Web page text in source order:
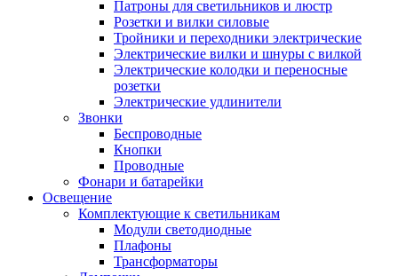
Патроны для светильников и люстр
Розетки и вилки силовые
Тройники и переходники электрические
Электрические вилки и шнуры с вилкой
Электрические колодки и переносные
розетки
Электрические удлинители
Звонки
Беспроводные
Кнопки
Проводные
Фонари и батарейки
Освещение
Комплектующие к светильникам
Модули светодиодные
Плафоны
Трансформаторы